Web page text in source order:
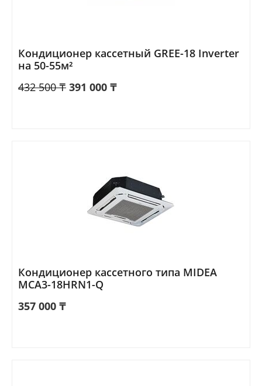
Кондиционер кассетный GREE-18 Inverter
на 50-55м²
432 500 ₸ 391 000 ₸
Кондиционер кассетного типа MIDEA
MCA3-18HRN1-Q
357 000 ₸